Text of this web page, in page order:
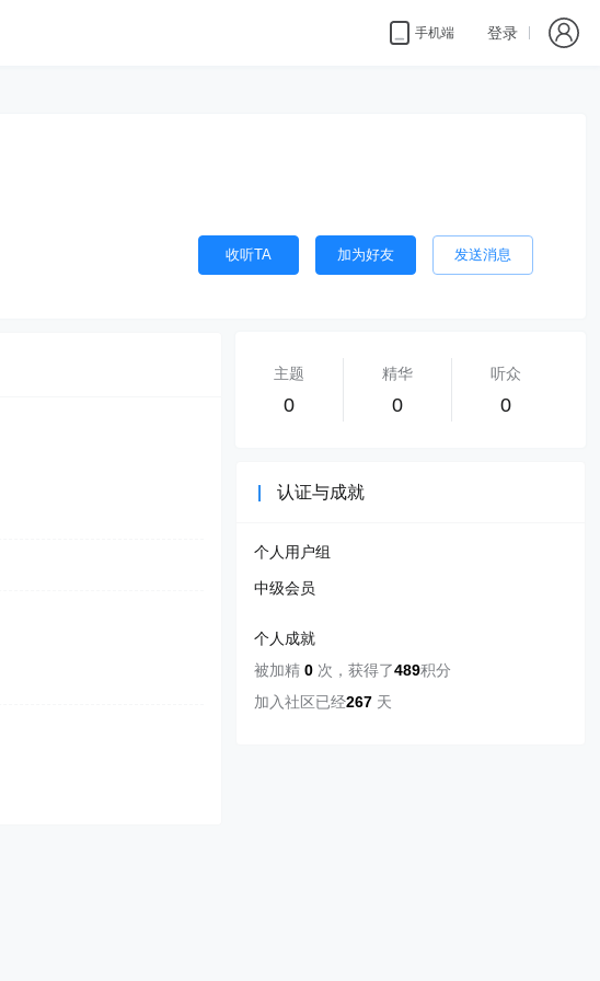
手机端 登录
收听TA 加为好友 发送消息
主题
0
精华
0
听众
0
认证与成就
个人用户组
中级会员
个人成就
被加精0次 ， 获得了489积分
加入社区已经267天